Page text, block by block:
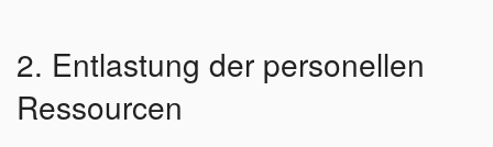
2. Entlastung der personellen
Ressourcen